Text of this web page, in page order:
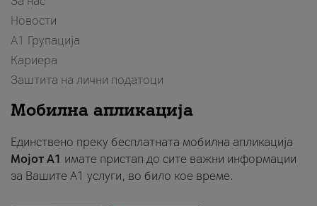
Новости
А1 Групација
Кариера
Заштита на лични податоци
Мобилна апликација
Единствено преку бесплатната мобилна апликација
Мојот A1 имате пристап до сите важни информации
за Вашите A1 услуги, во било кое време.